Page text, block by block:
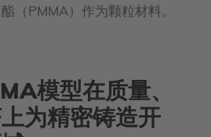
（PMMA）作为颗粒材料。
模型在质量、
为精密铸造开